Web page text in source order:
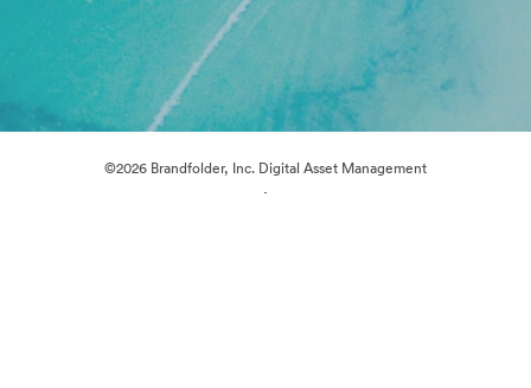
©2026 Brandfolder, Inc. Digital Asset Management
·